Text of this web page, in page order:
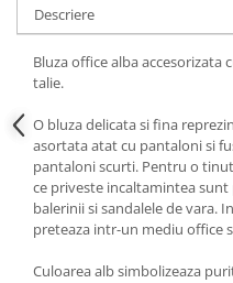
Descriere
Bluza office alba accesorizata
talie.
O bluza delicata si fina
asortata atat cu pantaloni si
pantaloni scurti. Pentru o
ce priveste incaltamintea
balerinii si sandalele de vara.
preteaza intr-un mediu office
Culoarea alb simbolizeaza